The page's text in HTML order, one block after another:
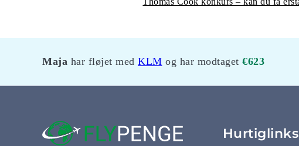
Maja har fløjet med KLM og har modtaget €623
Hurtiglinks